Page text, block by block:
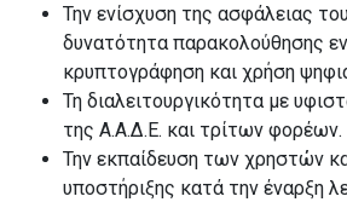
Την ενίσχυση της ασφάλειας
δυνατότητα παρακολούθησης
κρυπτογράφηση και χρήση
Τη διαλειτουργικότητα με
της Α.Α.Δ.Ε. και τρίτων φορέων.
Την εκπαίδευση των χρηστών
υποστήριξης κατά την έναρξη